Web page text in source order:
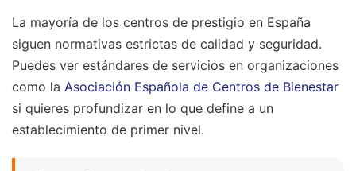
La mayoría de los centros de prestigio en España
siguen normativas estrictas de calidad y seguridad.
Puedes ver estándares de servicios en organizaciones
como la Asociación Española de Centros de Bienestar
si quieres profundizar en lo que define a un
establecimiento de primer nivel.